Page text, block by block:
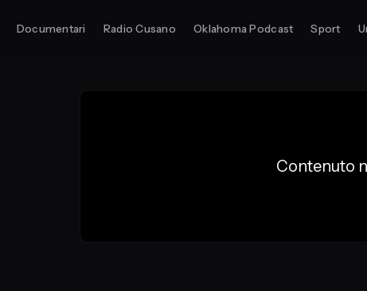
Documentari Radio Cusano Oklahoma Podcast Sport
Contenuto